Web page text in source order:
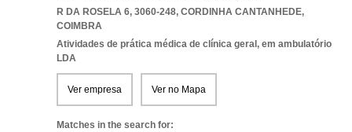
R DA ROSELA 6, 3060-248, CORDINHA CANTANHEDE,
COIMBRA
Atividades de prática médica de clínica geral, em ambulatório
LDA
Ver empresa Ver no Mapa
Matches in the search for: